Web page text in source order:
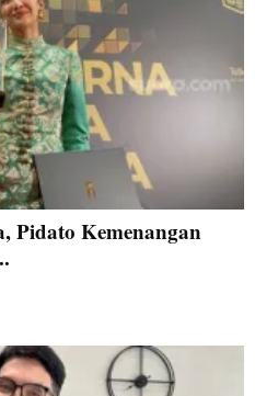
Pidato Kemenangan